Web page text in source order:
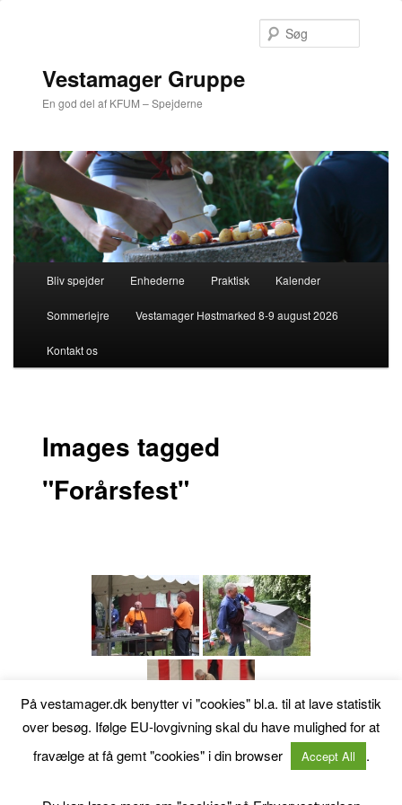
Vestamager Gruppe
En god del af KFUM – Spejderne
Fortsæt
til
primært
Bliv spejder Enhederne Praktisk Kalender
Sommerlejre Vestamager Høstmarked 8-9 august 2026
Kontakt os
Images tagged
"Forårsfest"
På vestamager.dk benytter vi "cookies" bl.a. til at lave statistik
over besøg. Ifølge EU-lovgivning skal du have mulighed for at
fravælge at få gemt "cookies" i din browser
Accept All .